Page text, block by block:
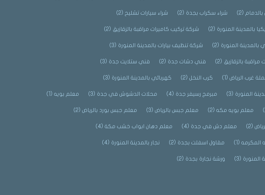
(2) شراء سكراب بجدة (2) شراء سيارات تشليح (2)
بالمدينة المنورة (2) شركة تركيب كاميرات مراقبة بالزقازيق (2)
المنورة (2) شركة تنظيف بيارات بالمدينة المنورة (3)
بالزقازيق (2) فني دشات جدة (2) فني ستلايت جدة (3)
غرب الرياض (1) كرب النخل (2) كهربائي بالمدينة المنورة (3)
المنورة (3) مبرمج رسيفر جدة (4) محلات الدشوش في جدة (3) معلم بويه (1)
معلم بويه مكه (2) معلم جبس بالرياض (3) معلم جبس بورد بالرياض (2)
(2) معلم دش في جدة (4) معلم دهان ابواب خشب مكة (4)
المكرمه (1) مقاول اسفلت بجدة (2) نجار بالمدينة المنورة (4)
المنورة (3) ورشة نجارة بجدة (2)